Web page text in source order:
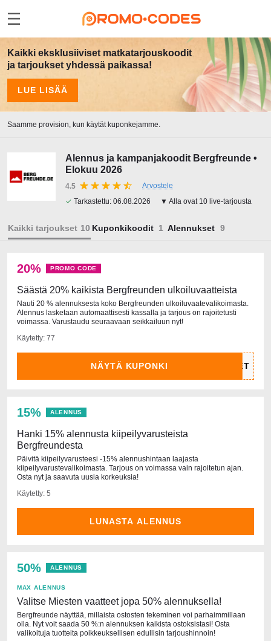
Kaikki eksklusiiviset matkatarjouskoodit
ja tarjoukset yhdessä paikassa!
LUE LISÄÄ
Saamme provision, kun käytät kuponkejamme.
Alennus ja kampanjakoodit Bergfreunde •
Elokuu 2026
4.5
Arvostele
✓ Tarkastettu: 06.08.2026 ▼ Alla ovat 10 live-tarjousta
Kaikki tarjoukset Kuponkikoodit Alennukset
20% PROMO CODE
Säästä 20% kaikista Bergfreunden ulkoiluvaatteista
Nauti 20 % alennuksesta koko Bergfreunden ulkoiluvaatevalikoimasta.
Alennus lasketaan automaattisesti kassalla ja tarjous on rajoitetusti
voimassa. Varustaudu seuraavaan seikkailuun nyt!
Käytetty: 77
NÄYTÄ KUPONKI
15% ALENNUS
Hanki 15% alennusta kiipeilyvarusteista
Bergfreundesta
Päivitä kiipeilyvarusteesi -15% alennushintaan laajasta
kiipeilyvarustevalikoimasta. Tarjous on voimassa vain rajoitetun ajan.
Osta nyt ja saavuta uusia korkeuksia!
Käytetty: 5
LUNASTA ALENNUS
50% ALENNUS
MAX ALENNUS
Valitse Miesten vaatteet jopa 50% alennuksella!
Bergfreunde näyttää, millaista ostosten tekeminen voi parhaimmillaan
olla. Nyt voit saada 50 %:n alennuksen kaikista ostoksistasi! Osta
valikoituja tuotteita poikkeuksellisen edullisin tarjoushinnoin!